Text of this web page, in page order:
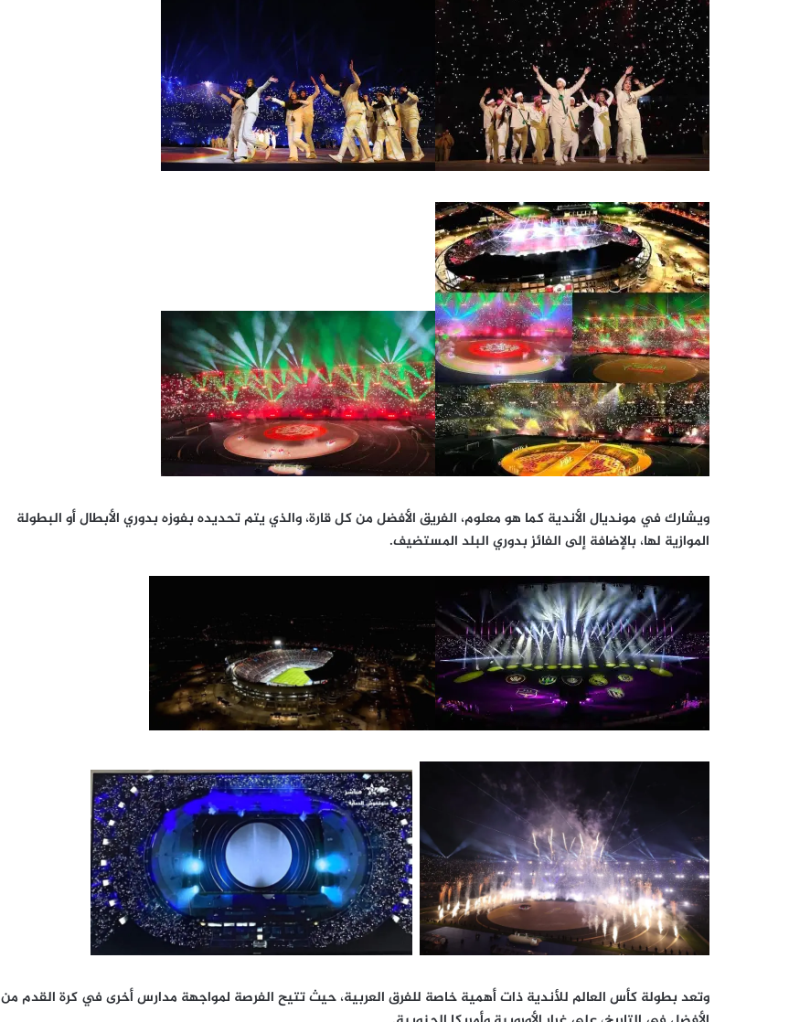
ويشارك في مونديال الأندية كما هو معلوم، الفريق الأفضل من كل قارة، والذي يتم تحديده بفوزه بدوري الأبطال أو البطولة
الموازية لها، بالإضافة إلى الفائز بدوري البلد المستضيف.
وتعد بطولة كأس العالم للأندية ذات أهمية خاصة للفرق العربية، حيث تتيح الفرصة لمواجهة مدارس أخرى في كرة القدم من